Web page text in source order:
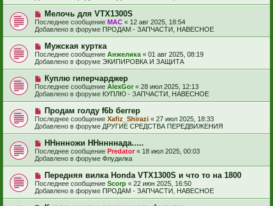
и
е
б
щ
е
н
и
е
о
е
с
о
о
б
щ
е
н
и
е
Н
о
в
о
е
с
о
о
б
щ
е
н
и
е
Мелочь для VTX1300S
Последнее сообщение МАС « 12 авг 2025, 18:54
Добавлено в форуме ПРОДАМ - ЗАПЧАСТИ, НАВЕСНОЕ
Н
о
в
о
е
с
о
о
б
щ
е
н
и
е
Мужская куртка
Последнее сообщение Анжелика « 01 авг 2025, 08:19
Добавлено в форуме ЭКИПИРОВКА И ЗАЩИТА
Н
о
в
о
е
с
о
о
б
щ
е
н
и
е
Куплю гиперчарджер
Последнее сообщение AlexGor « 28 июл 2025, 12:13
Добавлено в форуме КУПЛЮ - ЗАПЧАСТИ, НАВЕСНОЕ
Н
о
в
о
е
с
о
о
б
щ
е
н
и
е
Продам голду f6b беггер
Последнее сообщение Xafiz_Shirazi « 27 июл 2025, 18:33
Добавлено в форуме ДРУГИЕ СРЕДСТВА ПЕРЕДВИЖЕНИЯ
Н
о
в
о
е
с
о
о
б
ННннножи ННннннада.....
Последнее сообщение Predator« 18 июл 2025, 00:03
Добавлено в форуме Флудилка
Н
о
в
о
е
Передняя вилка Honda VTX1300S и что то на 1800
Последнее сообщение Scorp « 22 июн 2025, 16:50
Добавлено в форуме ПРОДАМ - ЗАПЧАСТИ, НАВЕСНОЕ